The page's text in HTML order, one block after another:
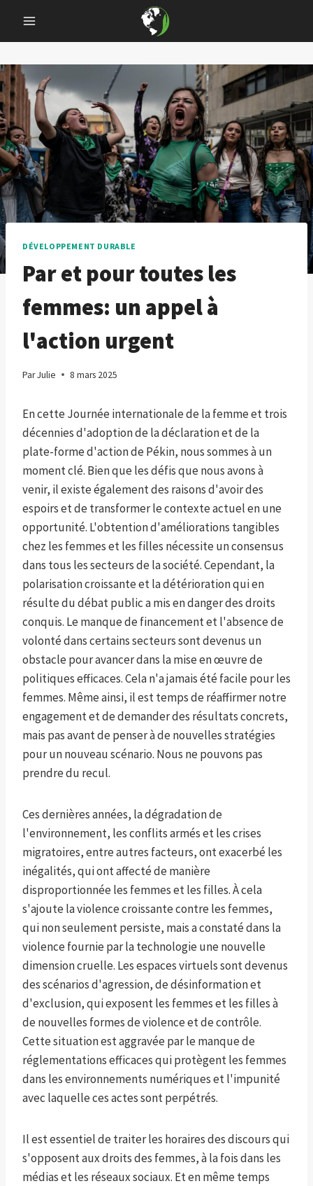
content
DÉVELOPPEMENT DURABLE
Par et pour toutes les
femmes: un appel à
l'action urgent
ParJulie 8 mars 2025
En cette Journée internationale de la femme et trois
décennies d'adoption de la déclaration et de la
plate-forme d'action de Pékin, nous sommes à un
moment clé. Bien que les défis que nous avons à
venir, il existe également des raisons d'avoir des
espoirs et de transformer le contexte actuel en une
opportunité. L'obtention d'améliorations tangibles
chez les femmes et les filles nécessite un consensus
dans tous les secteurs de la société. Cependant, la
polarisation croissante et la détérioration qui en
résulte du débat public a mis en danger des droits
conquis. Le manque de financement et l'absence de
volonté dans certains secteurs sont devenus un
obstacle pour avancer dans la mise en œuvre de
politiques efficaces. Cela n'a jamais été facile pour les
femmes. Même ainsi, il est temps de réaffirmer notre
engagement et de demander des résultats concrets,
mais pas avant de penser à de nouvelles stratégies
pour un nouveau scénario. Nous ne pouvons pas
prendre du recul.
Ces dernières années, la dégradation de
l'environnement, les conflits armés et les crises
migratoires, entre autres facteurs, ont exacerbé les
inégalités, qui ont affecté de manière
disproportionnée les femmes et les filles. À cela
s'ajoute la violence croissante contre les femmes,
qui non seulement persiste, mais a constaté dans la
violence fournie par la technologie une nouvelle
dimension cruelle. Les espaces virtuels sont devenus
des scénarios d'agression, de désinformation et
d'exclusion, qui exposent les femmes et les filles à
de nouvelles formes de violence et de contrôle.
Cette situation est aggravée par le manque de
réglementations efficaces qui protègent les femmes
dans les environnements numériques et l'impunité
avec laquelle ces actes sont perpétrés.
Il est essentiel de traiter les horaires des discours qui
s'opposent aux droits des femmes, à la fois dans les
médias et les réseaux sociaux. Et en même temps